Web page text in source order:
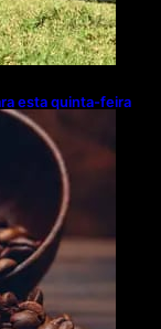
esta quinta-feira